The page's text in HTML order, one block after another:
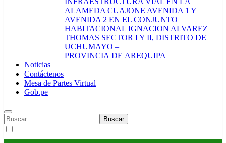
ALAMEDA CUAJONE AVENIDA 1 Y
AVENIDA 2 EN EL CONJUNTO
HABITACIONAL IGNACION ALVAREZ
THOMAS SECTOR I Y II, DISTRITO DE
UCHUMAYO –
PROVINCIA DE AREQUIPA
Noticias
Contáctenos
Mesa de Partes Virtual
Gob.pe
Buscar: